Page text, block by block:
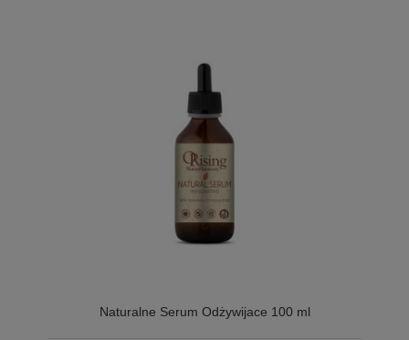
Naturalne Serum Odżywijace 100 ml